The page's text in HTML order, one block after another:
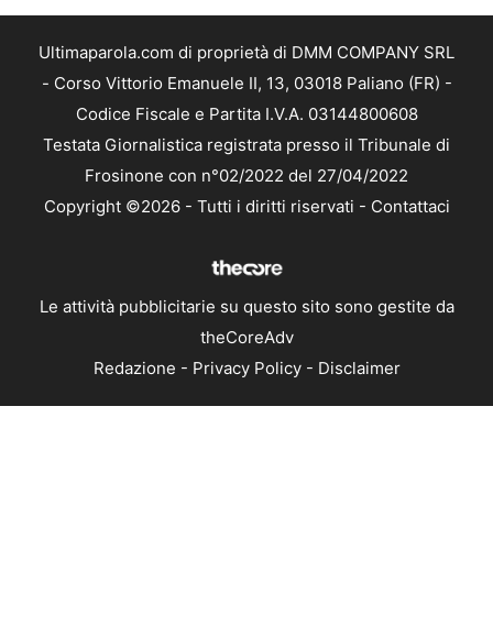
Ultimaparola.com di proprietà di DMM COMPANY SRL
- Corso Vittorio Emanuele II, 13, 03018 Paliano (FR) -
Codice Fiscale e Partita I.V.A. 03144800608
Testata Giornalistica registrata presso il Tribunale di
Frosinone con n°02/2022 del 27/04/2022
Copyright ©2026 - Tutti i diritti riservati - Contattaci
Le attività pubblicitarie su questo sito sono gestite da
theCoreAdv
Redazione - Privacy Policy- Disclaimer